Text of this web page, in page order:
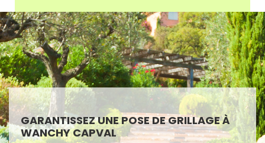
GARANTISSEZ UNE POSE DE GRILLAGE À
WANCHY CAPVAL